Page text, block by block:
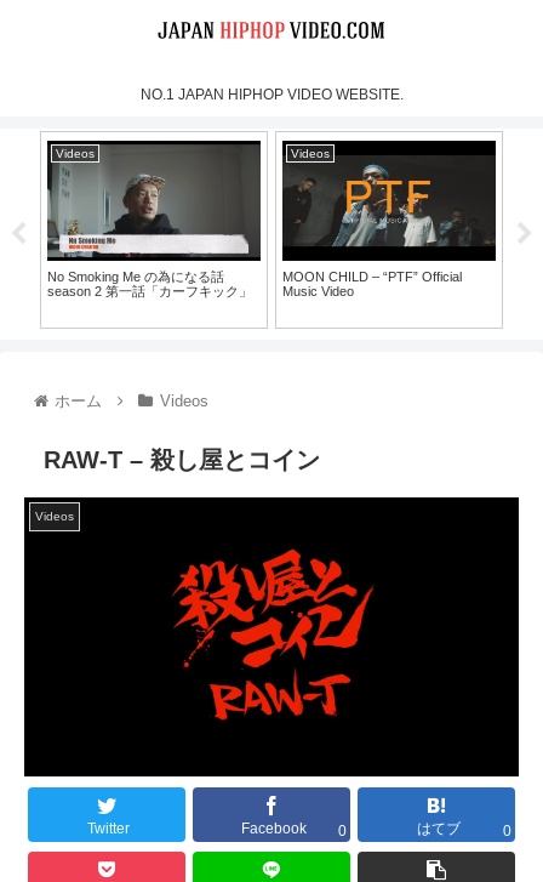
NO.1 JAPAN HIPHOP VIDEO WEBSITE.
Videos
No Smoking Me の為になる話
season 2 第一話「カーフキック」
Videos
MOON CHILD – “PTF” Official
Music Video
ホーム Videos
RAW-T – 殺し屋とコイン
Videos
Twitter Facebook 0 はてブ 0